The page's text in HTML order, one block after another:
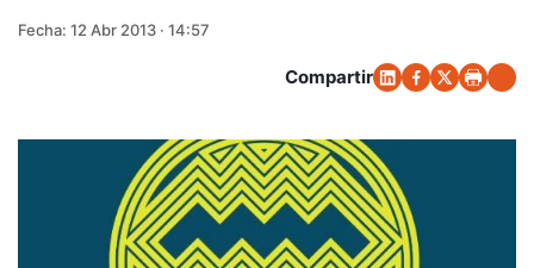
Fecha: 12 Abr 2013 · 14:57
Compartir